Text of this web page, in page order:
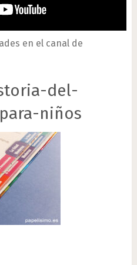
en el canal de
del-
niños